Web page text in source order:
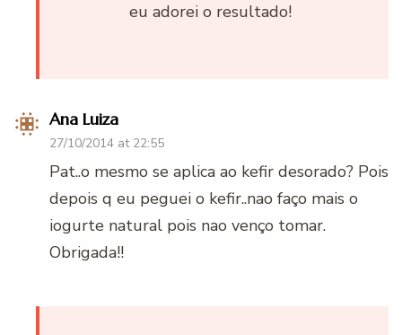
eu adorei o resultado!
Ana Luiza
27/10/2014 at 22:55
Pat..o mesmo se aplica ao kefir desorado? Pois
depois q eu peguei o kefir..nao faço mais o
iogurte natural pois nao venço tomar.
Obrigada!!